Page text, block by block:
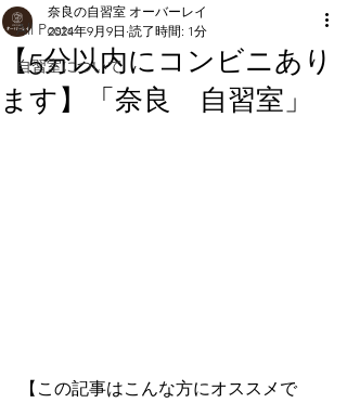
All Posts
自習室について
【5分以内にコンビニあり
ます】「奈良 自習室」
奈良の自習室 オーバーレイ
2024年9月9日 読了時間: 1分
【この記事はこんな方にオススメで